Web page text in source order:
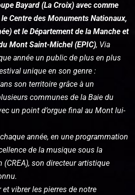
Bayard (La Croix) avec comme
Centre des Monuments Nationaux,
et le Département de la Manche et
Mont Saint-Michel (EPIC), Via
année un public de plus en plus
unique en son genre :
son territoire grâce à un
communes de la Baie du
un point d’orgue final au Mont lui-
année, en une programmation
de la musique sous la
(CREA), son directeur artistique
et vibrer les pierres de notre